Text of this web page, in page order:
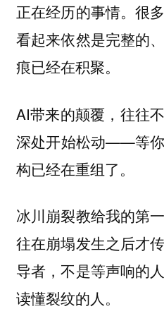
正在经历的事情。很
看起来依然是完整的
痕已经在积聚。
AI带来的颠覆，往往
深处开始松动——等
构已经在重组了。
冰川崩裂教给我的第
往在崩塌发生之后才
导者，不是等声响的
读懂裂纹的人。